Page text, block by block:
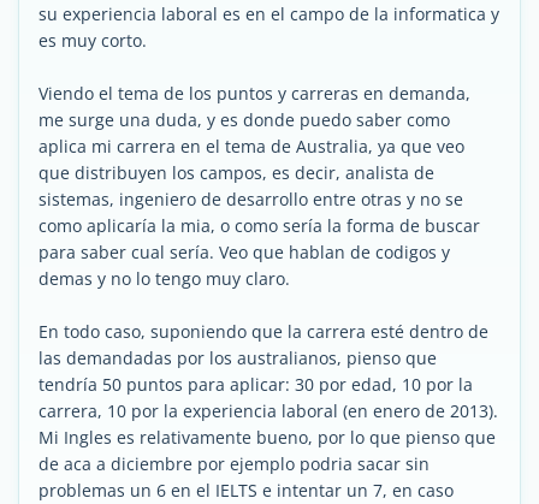
su experiencia laboral es en el campo de la informatica y
es muy corto.
Viendo el tema de los puntos y carreras en demanda,
me surge una duda, y es donde puedo saber como
aplica mi carrera en el tema de Australia, ya que veo
que distribuyen los campos, es decir, analista de
sistemas, ingeniero de desarrollo entre otras y no se
como aplicaría la mia, o como sería la forma de buscar
para saber cual sería. Veo que hablan de codigos y
demas y no lo tengo muy claro.
En todo caso, suponiendo que la carrera esté dentro de
las demandadas por los australianos, pienso que
tendría 50 puntos para aplicar: 30 por edad, 10 por la
carrera, 10 por la experiencia laboral (en enero de 2013).
Mi Ingles es relativamente bueno, por lo que pienso que
de aca a diciembre por ejemplo podria sacar sin
problemas un 6 en el IELTS e intentar un 7, en caso